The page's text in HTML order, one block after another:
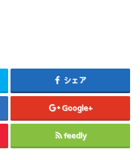
シェア
Google+
feedly